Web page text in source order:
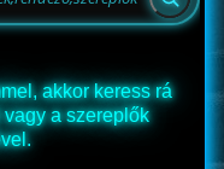
akkor keress rá
a szereplők